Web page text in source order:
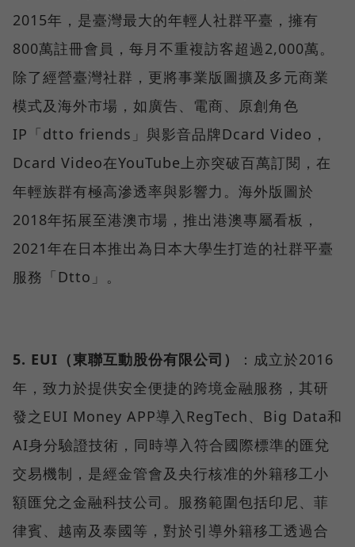
2015年，是臺灣最大的年輕人社群平臺，擁有
800萬註冊會員，每月不重複訪客超過2,000萬。
除了經營臺灣社群，更將事業版圖擴及多元商業
模式及海外市場，如廣告、電商、原創角色
IP「dtto friends」與影音品牌Dcard Video，
Dcard Video在YouTube上亦突破百萬訂閱，在
年輕族群有極高滲透率與影響力。海外版圖於
2018年拓展至港澳市場，推出港澳專屬看板，
2021年在日本推出為日本大學生打造的社群平臺
服務「Dtto」。
5. EUI（東聯互動股份有限公司）
：成立於2016
年，致力於提供安全便捷的跨境金融服務，其研
發之EUI Money APP導入RegTech、Big Data和
AI身分驗證技術，同時導入符合國際標準的匯兌
交易機制，是經金管會及央行核准的外籍移工小
額匯兌之金融科技公司。服務範圍包括印尼、菲
律賓、越南及泰國等，對於引導外籍移工透過合